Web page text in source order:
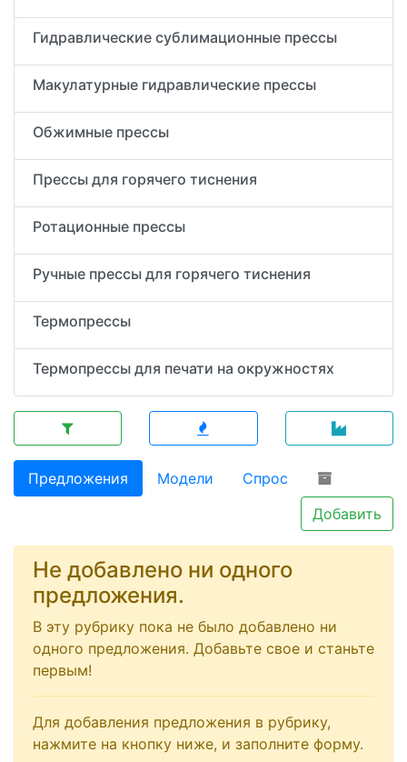
Гидравлические сублимационные прессы
Макулатурные гидравлические прессы
Обжимные прессы
Прессы для горячего тиснения
Ротационные прессы
Ручные прессы для горячего тиснения
Термопрессы
Термопрессы для печати на окружностях
Предложения Модели
Спрос
Добавить
Не добавлено ни одного
предложения.
В эту рубрику пока не было добавлено ни
одного предложения. Добавьте свое и станьте
первым!
Для добавления предложения в рубрику,
нажмите на кнопку ниже, и заполните форму.